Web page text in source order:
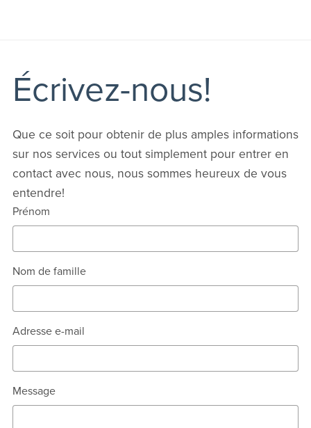
Écrivez-nous!
Que ce soit pour obtenir de plus amples informations
sur nos services ou tout simplement pour entrer en
contact avec nous, nous sommes heureux de vous
entendre!
Prénom
Nom de famille
Adresse e-mail
Message